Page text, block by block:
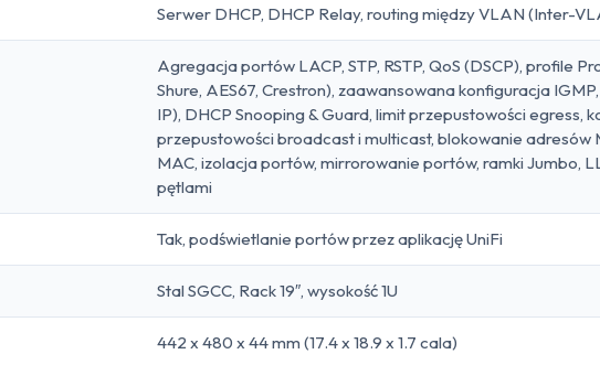
Serwer DHCP, DHCP Relay, routing między VLAN (Inter-
Agregacja portów LACP, STP, RSTP, QoS (DSCP), profile
Shure, AES67, Crestron), zaawansowana konfiguracja
IP), DHCP Snooping & Guard, limit przepustowości egress,
przepustowości broadcast i multicast, blokowanie
MAC, izolacja portów, mirrorowanie portów, ramki Jumbo,
pętlami
Tak, podświetlanie portów przez aplikację UniFi
Stal SGCC, Rack 19″, wysokość 1U
442 x 480 x 44 mm (17.4 x 18.9 x 1.7 cala)